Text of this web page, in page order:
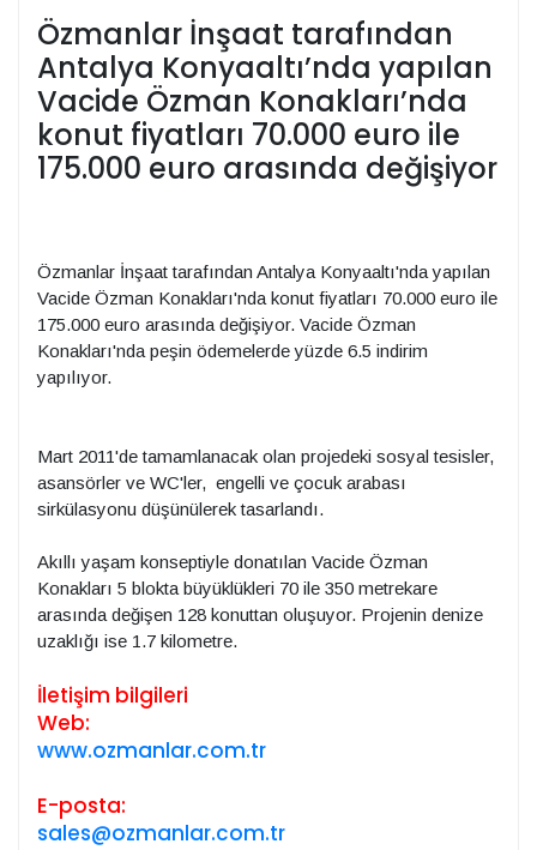
Özmanlar İnşaat tarafından
Antalya Konyaaltı’nda yapılan
Vacide Özman Konakları’nda
konut fiyatları 70.000 euro ile
175.000 euro arasında değişiyor
Özmanlar İnşaat tarafından Antalya Konyaaltı'nda yapılan
Vacide Özman Konakları'nda konut fiyatları 70.000 euro ile
175.000 euro arasında değişiyor. Vacide Özman
Konakları'nda peşin ödemelerde yüzde 6.5 indirim
yapılıyor.
Mart 2011'de tamamlanacak olan projedeki sosyal tesisler,
asansörler ve WC'ler, engelli ve çocuk arabası
sirkülasyonu düşünülerek tasarlandı.
Akıllı yaşam konseptiyle donatılan Vacide Özman
Konakları 5 blokta büyüklükleri 70 ile 350 metrekare
arasında değişen 128 konuttan oluşuyor. Projenin denize
uzaklığı ise 1.7 kilometre.
İletişim bilgileri
Web:
www.ozmanlar.com.tr
E-posta:
sales@ozmanlar.com.tr